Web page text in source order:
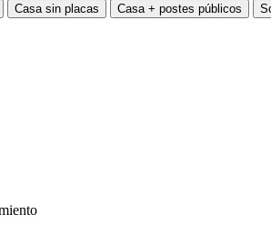
Casa sin placas Casa + postes públicos